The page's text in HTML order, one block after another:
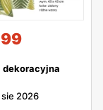
99
dekoracyjna
sie 2026